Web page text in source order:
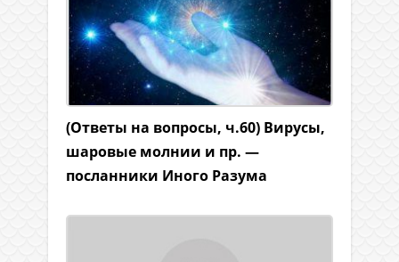
(Ответы на вопросы, ч.60) Вирусы,
шаровые молнии и пр. —
посланники Иного Разума